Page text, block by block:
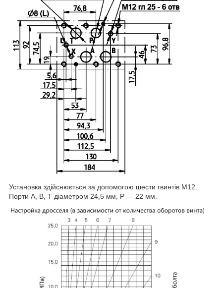
Установка здійснюється за допомогою шести гвинтів М12.
Порти А, В, Т діаметром 24,5 мм, Р — 22 мм.